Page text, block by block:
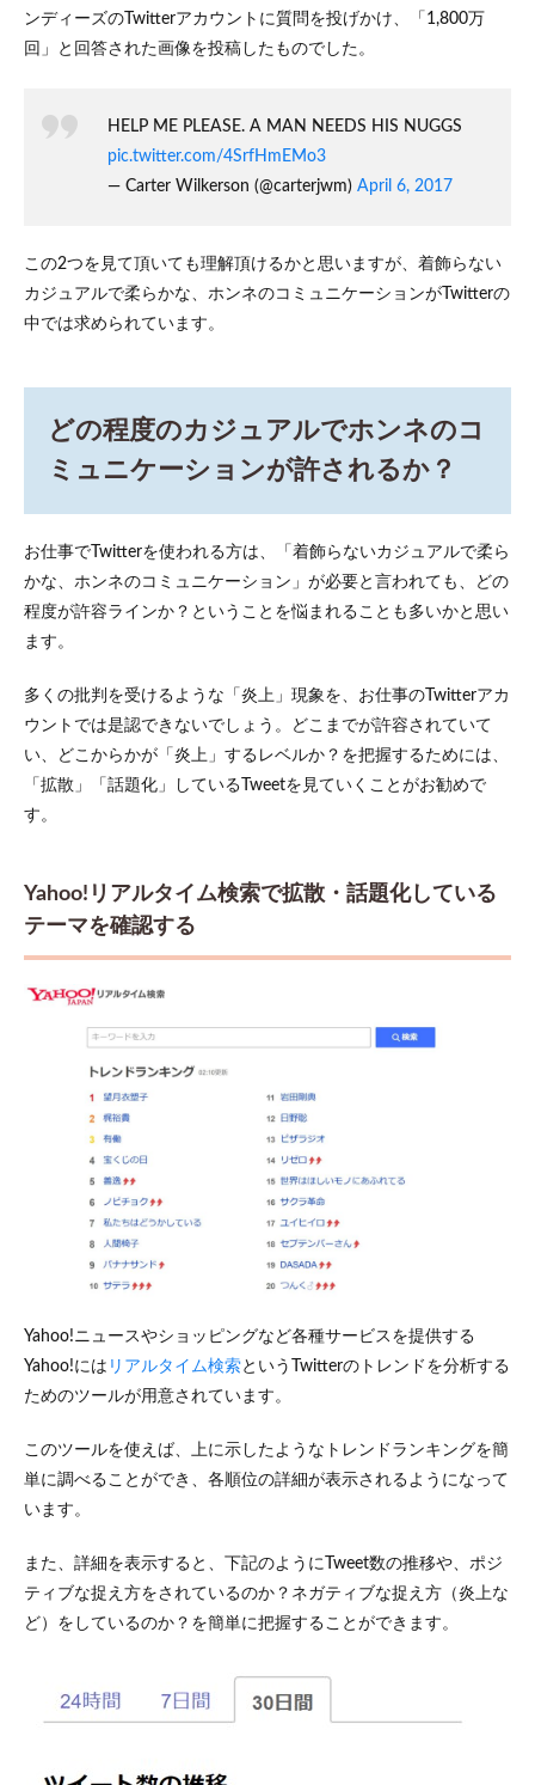
カウ
はカ
にユ
ーザ
ンディーズのTwitterアカウントに質問を投げかけ、「1,800万
回」と回答された画像を投稿したものでした。
HELP ME PLEASE. A MAN NEEDS HIS NUGGS
pic.twitter.com/4SrfHmEMo3
— Carter Wilkerson (@carterjwm) April 6, 2017
この2つを見て頂いても理解頂けるかと思いますが、着飾らない
カジュアルで柔らかな、ホンネのコミュニケーションがTwitterの
中では求められています。
どの程度のカジュアルでホンネのコ
ミュニケーションが許されるか？
お仕事でTwitterを使われる方は、「着飾らないカジュアルで柔ら
かな、ホンネのコミュニケーション」が必要と言われても、どの
程度が許容ラインか？ということを悩まれることも多いかと思い
ます。
多くの批判を受けるような「炎上」現象を、お仕事のTwitterアカ
ウントでは是認できないでしょう。どこまでが許容されていて
い、どこからかが「炎上」するレベルか？を把握するためには、
「拡散」「話題化」しているTweetを見ていくことがお勧めで
す。
Yahoo!リアルタイム検索で拡散・話題化している
テーマを確認する
Yahoo!ニュースやショッピングなど各種サービスを提供する
Yahoo!には リアルタイム検索というTwitterのトレンドを分析する
ためのツールが用意されています。
このツールを使えば、上に示したようなトレンドランキングを簡
単に調べることができ、各順位の詳細が表示されるようになって
います。
また、詳細を表示すると、下記のようにTweet数の推移や、ポジ
ティブな捉え方をされているのか？ネガティブな捉え方（炎上な
ど）をしているのか？を簡単に把握することができます。